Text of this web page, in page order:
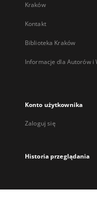
Kraków
Kontakt
Biblioteka Kraków
Informacje dla Autorów i
Konto użytkownika
Zaloguj się
Historia przeglądania